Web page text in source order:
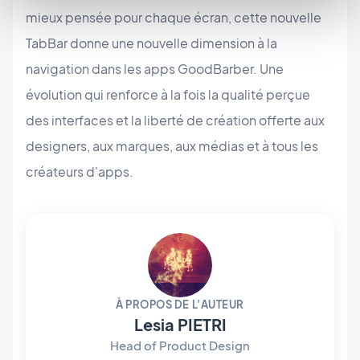
mieux pensée pour chaque écran, cette nouvelle
TabBar donne une nouvelle dimension à la
navigation dans les apps GoodBarber. Une
évolution qui renforce à la fois la qualité perçue
des interfaces et la liberté de création offerte aux
designers, aux marques, aux médias et à tous les
créateurs d'apps.
À PROPOS DE L'AUTEUR
Lesia PIETRI
Head of Product Design